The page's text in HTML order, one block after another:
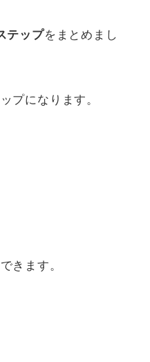
テップをまとめまし
プになります。
きます。